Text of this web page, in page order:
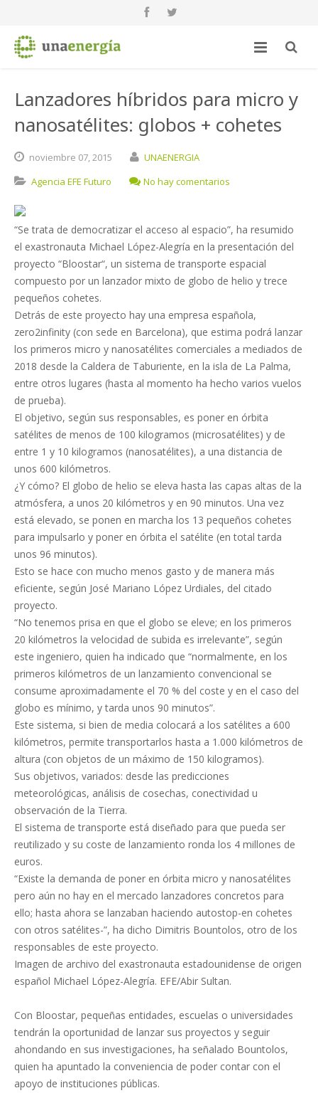
Lanzadores híbridos para micro y
nanosatélites: globos + cohetes
noviembre 07,2015
UNAENERGIA
Agencia EFE Futuro
No hay comentarios
“Se trata de democratizar el acceso al espacio”, ha resumido
el exastronauta Michael López-Alegría en la presentación del
proyecto “Bloostar“, un sistema de transporte espacial
compuesto por un lanzador mixto de globo de helio y trece
pequeños cohetes.
Detrás de este proyecto hay una empresa española,
zero2infinity (con sede en Barcelona), que estima podrá lanzar
los primeros micro y nanosatélites comerciales a mediados de
2018 desde la Caldera de Taburiente, en la isla de La Palma,
entre otros lugares (hasta al momento ha hecho varios vuelos
de prueba).
El objetivo, según sus responsables, es poner en órbita
satélites de menos de 100 kilogramos (microsatélites) y de
entre 1 y 10 kilogramos (nanosatélites), a una distancia de
unos 600 kilómetros.
¿Y cómo? El globo de helio se eleva hasta las capas altas de la
atmósfera, a unos 20 kilómetros y en 90 minutos. Una vez
está elevado, se ponen en marcha los 13 pequeños cohetes
para impulsarlo y poner en órbita el satélite (en total tarda
unos 96 minutos).
Esto se hace con mucho menos gasto y de manera más
eficiente, según José Mariano López Urdiales, del citado
proyecto.
“No tenemos prisa en que el globo se eleve; en los primeros
20 kilómetros la velocidad de subida es irrelevante”, según
este ingeniero, quien ha indicado que “normalmente, en los
primeros kilómetros de un lanzamiento convencional se
consume aproximadamente el 70 % del coste y en el caso del
globo es mínimo, y tarda unos 90 minutos”.
Este sistema, si bien de media colocará a los satélites a 600
kilómetros, permite transportarlos hasta a 1.000 kilómetros de
altura (con objetos de un máximo de 150 kilogramos).
Sus objetivos, variados: desde las predicciones
meteorológicas, análisis de cosechas, conectividad u
observación de la Tierra.
El sistema de transporte está diseñado para que pueda ser
reutilizado y su coste de lanzamiento ronda los 4 millones de
euros.
“Existe la demanda de poner en órbita micro y nanosatélites
pero aún no hay en el mercado lanzadores concretos para
ello; hasta ahora se lanzaban haciendo autostop-en cohetes
con otros satélites-”, ha dicho Dimitris Bountolos, otro de los
responsables de este proyecto.
Imagen de archivo del exastronauta estadounidense de origen
español Michael López-Alegría. EFE/Abir Sultan.
Con Bloostar, pequeñas entidades, escuelas o universidades
tendrán la oportunidad de lanzar sus proyectos y seguir
ahondando en sus investigaciones, ha señalado Bountolos,
quien ha apuntado la conveniencia de poder contar con el
apoyo de instituciones públicas.